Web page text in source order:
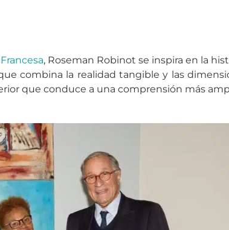
, Roseman Robinot se inspira en la
combina la realidad tangible y las
que conduce a una comprensión más